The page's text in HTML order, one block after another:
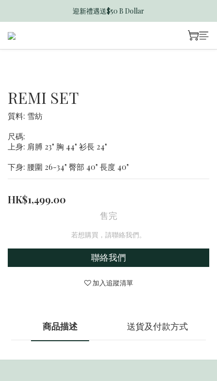
香港訂單滿$600免運費
迎新禮遇送$50 B Dollar
REMI SET
質料: 雪紡
尺碼:
上身: 肩膊 23" 胸 44" 衫長 24"
下身: 腰圍 26-34" 臀部 40" 長度 40"
HK$1,499.00
售完
若想購買，請聯絡我們。
聯絡我們
加入追蹤清單
商品描述 送貨及付款方式